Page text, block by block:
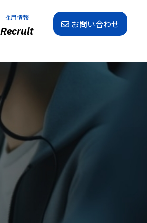
採用情報
Recruit
お問い合わせ